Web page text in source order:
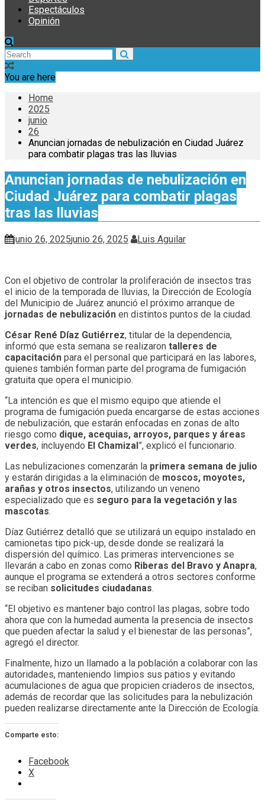
Espectáculos
Opinión
You are here
Home
2025
junio
26
Anuncian jornadas de nebulización en Ciudad Juárez
para combatir plagas tras las lluvias
Anuncian jornadas de nebulización en
Ciudad Juárez para combatir plagas
tras las lluvias
junio 26, 2025junio 26, 2025 Luis Aguilar
Con el objetivo de controlar la proliferación de insectos tras
el inicio de la temporada de lluvias, la Dirección de Ecología
del Municipio de Juárez anunció el próximo arranque de
jornadas de nebulización en distintos puntos de la ciudad.
César René Díaz Gutiérrez, titular de la dependencia,
informó que esta semana se realizaron talleres de
capacitación para el personal que participará en las labores,
quienes también forman parte del programa de fumigación
gratuita que opera el municipio.
“La intención es que el mismo equipo que atiende el
programa de fumigación pueda encargarse de estas acciones
de nebulización, que estarán enfocadas en zonas de alto
riesgo como dique, acequias, arroyos, parques y áreas
verdes, incluyendo El Chamizal”, explicó el funcionario.
Las nebulizaciones comenzarán la primera semana de julio
y estarán dirigidas a la eliminación de moscos, moyotes,
arañas y otros insectos, utilizando un veneno
especializado que es seguro para la vegetación y las
mascotas.
Díaz Gutiérrez detalló que se utilizará un equipo instalado en
camionetas tipo pick-up, desde donde se realizará la
dispersión del químico. Las primeras intervenciones se
llevarán a cabo en zonas como Riberas del Bravo y Anapra,
aunque el programa se extenderá a otros sectores conforme
se reciban solicitudes ciudadanas.
“El objetivo es mantener bajo control las plagas, sobre todo
ahora que con la humedad aumenta la presencia de insectos
que pueden afectar la salud y el bienestar de las personas”,
agregó el director.
Finalmente, hizo un llamado a la población a colaborar con las
autoridades, manteniendo limpios sus patios y evitando
acumulaciones de agua que propicien criaderos de insectos,
además de recordar que las solicitudes para la nebulización
pueden realizarse directamente ante la Dirección de Ecología.
Comparte esto:
Facebook
X